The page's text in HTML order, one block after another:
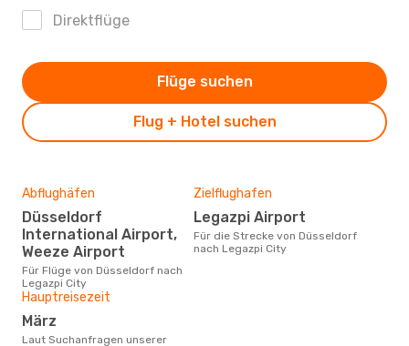
Direktflüge
Flug + Hotel suchen
Flüge suchen
Abflughäfen
Düsseldorf
International Airport,
Weeze Airport
Für Flüge von Düsseldorf nach
Legazpi City
Zielflughafen
Legazpi Airport
Für die Strecke von Düsseldorf
nach Legazpi City
Hauptreisezeit
März
Laut Suchanfragen unserer